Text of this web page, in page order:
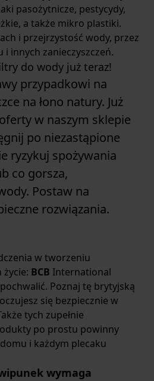
pasożytnicze, pestycydy,
a także mikro plastiki.
i przejrzystość wody, przez
i innych zanieczyszczeń.
do wody już teraz!
przypadkowi na
na łono natury. Już
w naszym sklepie
po niezastąpione
ryzykuj spożywania
co gorsza,
Postaw na
rozwiązania.
w tworzeniu
BCB International
Poznaj tę brytyjską
się bezpiecznie w
tych zupełnie
po prostu powinny
i każdym plecaku
wymaga